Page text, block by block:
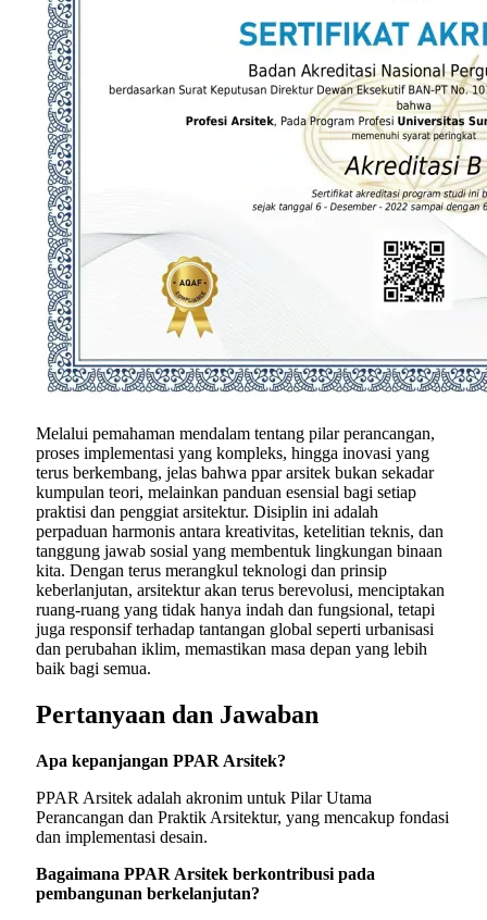
Melalui pemahaman mendalam tentang pilar perancangan,
proses implementasi yang kompleks, hingga inovasi yang
terus berkembang, jelas bahwa ppar arsitek bukan sekadar
kumpulan teori, melainkan panduan esensial bagi setiap
praktisi dan penggiat arsitektur. Disiplin ini adalah
perpaduan harmonis antara kreativitas, ketelitian teknis, dan
tanggung jawab sosial yang membentuk lingkungan binaan
kita. Dengan terus merangkul teknologi dan prinsip
keberlanjutan, arsitektur akan terus berevolusi, menciptakan
ruang-ruang yang tidak hanya indah dan fungsional, tetapi
juga responsif terhadap tantangan global seperti urbanisasi
dan perubahan iklim, memastikan masa depan yang lebih
baik bagi semua.
Pertanyaan dan Jawaban
Apa kepanjangan PPAR Arsitek?
PPAR Arsitek adalah akronim untuk Pilar Utama
Perancangan dan Praktik Arsitektur, yang mencakup fondasi
dan implementasi desain.
Bagaimana PPAR Arsitek berkontribusi pada
pembangunan berkelanjutan?